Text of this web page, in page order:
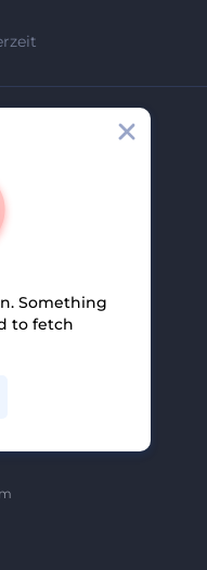
Something
to fetch